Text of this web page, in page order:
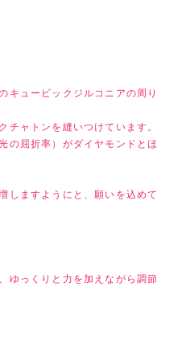
キュービックジルコニアの周り
チャトンを縫いつけています。
の屈折率）がダイヤモンドとほ
しますようにと、願いを込めて
ゆっくりと力を加えながら調節